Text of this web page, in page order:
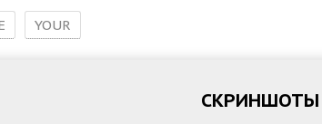
YOUR
СКРИНШОТЫ